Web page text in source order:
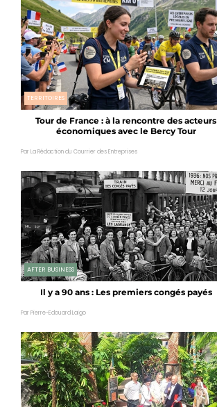
TERRITOIRES
Tour de France : à la rencontre des acteurs
économiques avec le Bercy Tour
Par La Rédaction du Courrier des Entreprises
AFTER BUSINESS
Il y a 90 ans : Les premiers congés payés
Par Pierre-Edouard Laigo